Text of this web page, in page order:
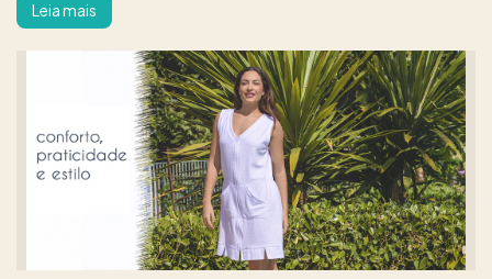
bem-estar no dia
Leia mais